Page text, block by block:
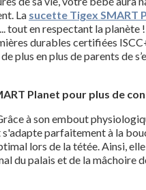
La sucette Tigex SMART
tout en respectant la planète
durables certifiées
plus en plus de parents de
Planet pour plus de
à son embout
parfaitement à la
lors de la tétée. Ainsi,
du palais et de la mâchoire